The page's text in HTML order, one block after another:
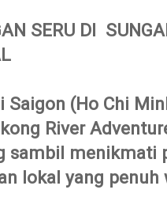
SERU DI
Saigon (Ho Chi
River
sambil menikmati
lokal yang penuh